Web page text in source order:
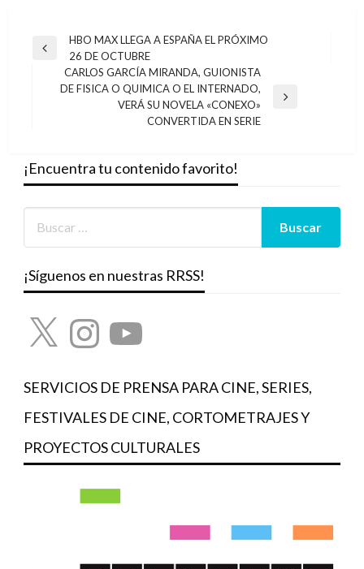
Navegación
entradas
Entrada
anterior
HBO MAX LLEGA A ESPAÑA EL PRÓXIMO
26 DE OCTUBRE
CARLOS GARCÍA MIRANDA, GUIONISTA
DE FISICA O QUIMICA O EL INTERNADO,
VERÁ SU NOVELA «CONEXO»
CONVERTIDA EN SERIE
¡Encuentra tu contenido favorito!
¡Síguenos en nuestras RRSS!
X InstagramYouTube
SERVICIOS DE PRENSA PARA CINE, SERIES,
FESTIVALES DE CINE, CORTOMETRAJES Y
PROYECTOS CULTURALES